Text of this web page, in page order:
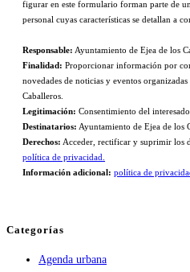
figurar en este formulario forman parte de
personal cuyas características se detallan a
Responsable: Ayuntamiento de Ejea de los
Finalidad: Proporcionar información por
novedades de noticias y eventos
Caballeros.
Legitimación: Consentimiento del
Destinatarios: Ayuntamiento de Ejea de los
Derechos: Acceder, rectificar y suprimir los
política de privacidad.
Información adicional: política de
Categorías
Agenda urbana